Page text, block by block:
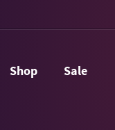
Shop Sale